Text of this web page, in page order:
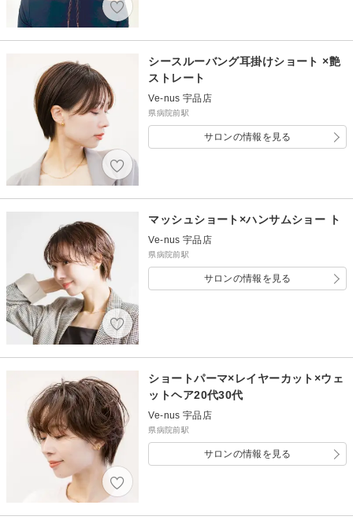
シースルーバング耳掛けショート ×艶
ストレート
Ve-nus 宇品店
県病院前駅
サロンの情報を見る
マッシュショート×ハンサムショー ト
Ve-nus 宇品店
県病院前駅
サロンの情報を見る
ショートパーマ×レイヤーカット×ウェ
ットヘア20代30代
Ve-nus 宇品店
県病院前駅
サロンの情報を見る